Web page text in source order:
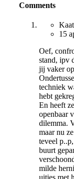
Comments
15
Oef,
stand, ipv
jij vaker
techniek
hebt
En heeft
openbaar
dilemma.
maar nu
teveel
buurt
milde